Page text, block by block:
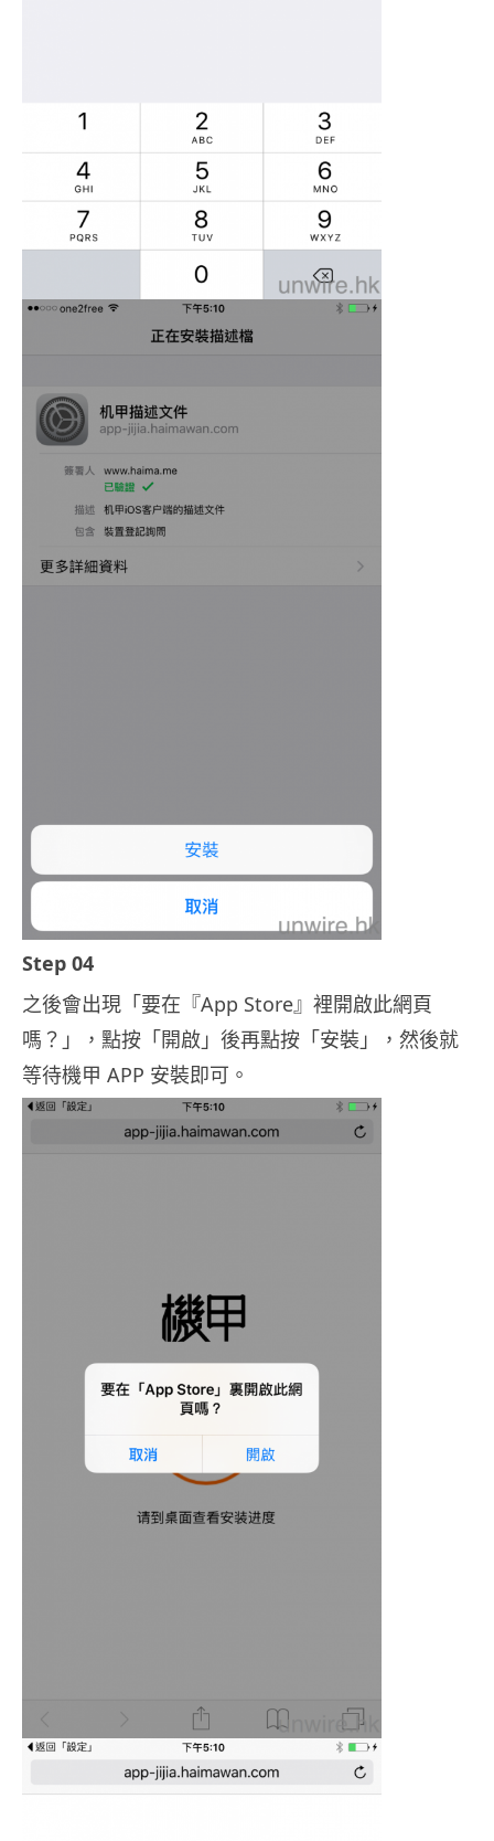
Step 04
之後會出現「要在『App Store』裡開啟此網頁
嗎？」，點按「開啟」後再點按「安裝」，然後就
等待機甲 APP 安裝即可。